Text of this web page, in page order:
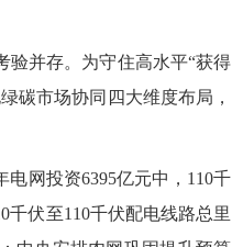
并存。为守住高水平“获得
碳市场协同四大维度布局，
网投资6395亿元中，110千
千伏至110千伏配电线路总里